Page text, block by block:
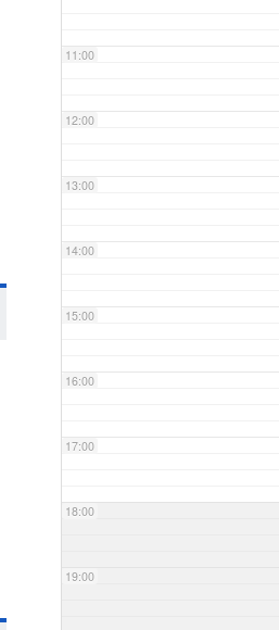
11:00
12:00
13:00
14:00
15:00
16:00
17:00
18:00
19:00